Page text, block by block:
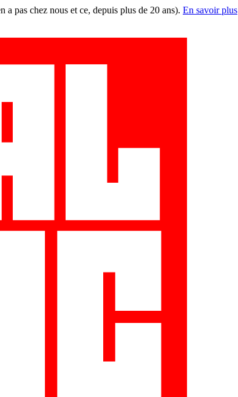
pas chez nous et ce, depuis plus de 20 ans). En savoir plus